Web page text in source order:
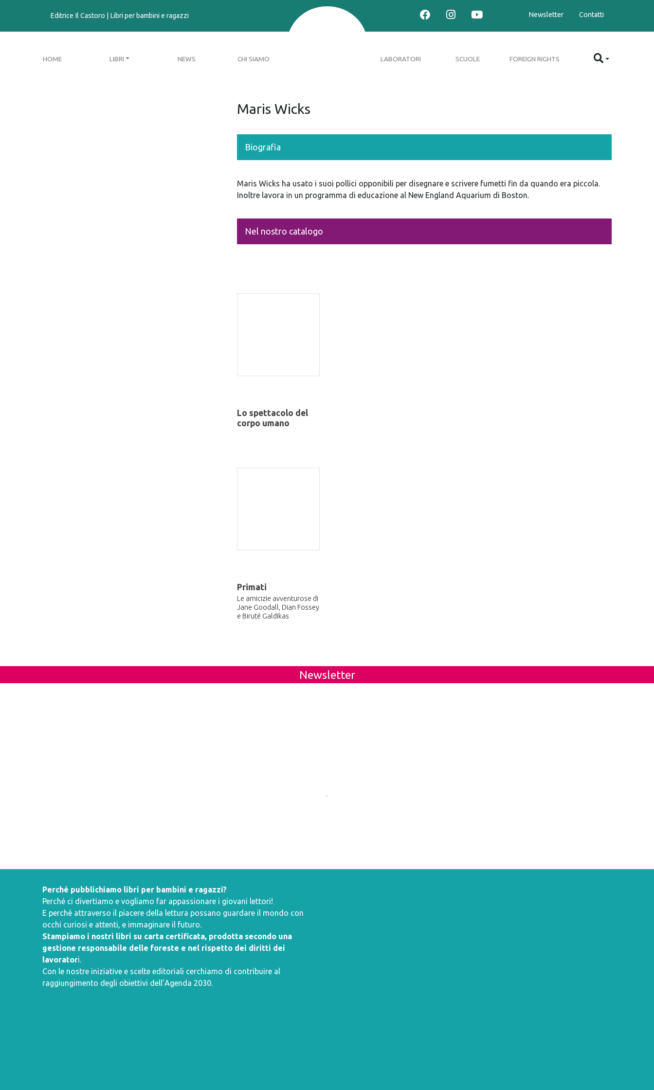
Editrice Il Castoro | Libri per bambini e ragazzi Newsletter Contatti
HOME LIBRI NEWS CHI SIAMO LABORATORI SCUOLE FOREIGN RIGHTS
Maris Wicks
Biografia
Maris Wicks ha usato i suoi pollici opponibili per disegnare e scrivere fumetti fin da quando era piccola.
Inoltre lavora in un programma di educazione al New England Aquarium di Boston.
Nel nostro catalogo
Lo spettacolo del
corpo umano
Primati
Le amicizie avventurose di
Jane Goodall, Dian Fossey
e Biruté Galdikas
Newsletter
Perché pubblichiamo libri per bambini e ragazzi?
Perché ci divertiamo e vogliamo far appassionare i giovani lettori!
E perché attraverso il piacere della lettura possano guardare il mondo con
occhi curiosi e attenti, e immaginare il futuro.
Stampiamo i nostri libri su carta certificata, prodotta secondo una
gestione responsabile delle foreste e nel rispetto dei diritti dei
lavoratori.
Con le nostre iniziative e scelte editoriali cerchiamo di contribuire al
raggiungimento degli obiettivi dell’Agenda 2030.